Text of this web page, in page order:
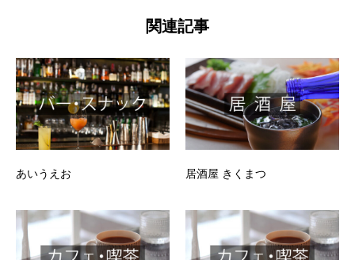
関連記事
あいうえお 居酒屋 きくまつ